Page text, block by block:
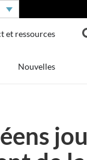
et ressources
Nouvelles